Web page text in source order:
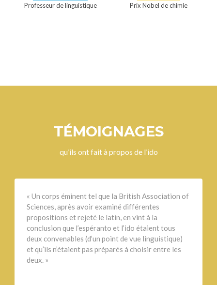
Professeur de linguistique Prix Nobel de chimie
TÉMOIGNAGES
qu’ils ont fait à propos de l’ido
« Un corps éminent tel que la British Association of
Sciences, après avoir examiné différentes
propositions et rejeté le latin, en vint à la
conclusion que l’espéranto et l’ido étaient tous
deux convenables (d’un point de vue linguistique)
et qu’ils n’étaient pas préparés à choisir entre les
deux. »